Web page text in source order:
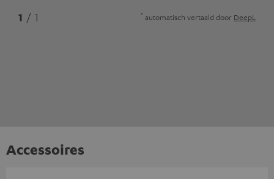
1 / 1 * automatisch vertaald door DeepL
Accessoires